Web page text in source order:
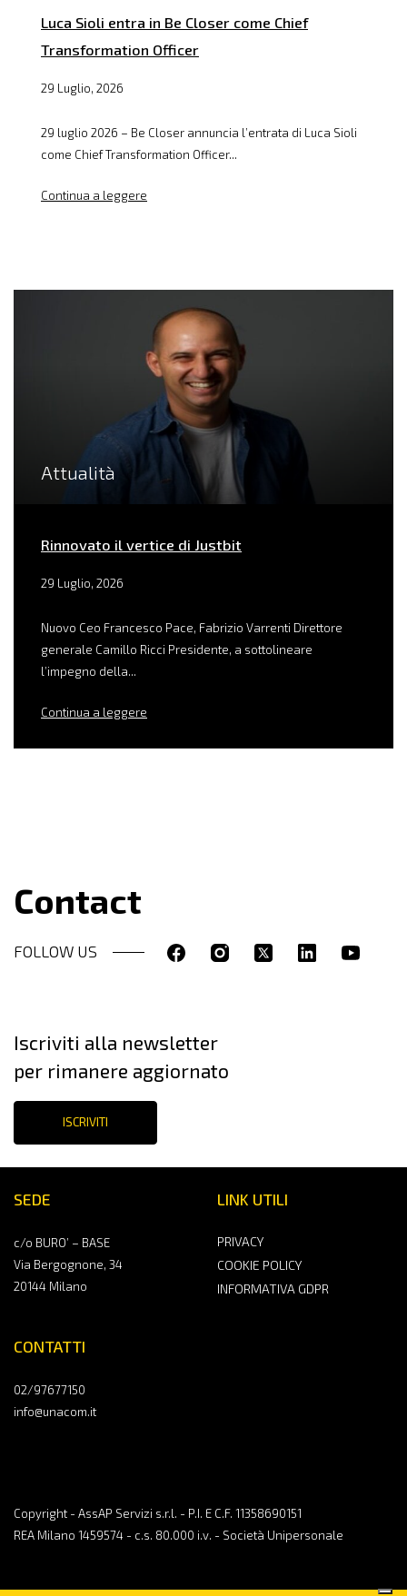
Luca Sioli entra in Be Closer come Chief
Transformation Officer
29 Luglio, 2026
29 luglio 2026 – Be Closer annuncia l’entrata di Luca Sioli
come Chief Transformation Officer...
Continua a leggere
Attualità
Rinnovato il vertice di Justbit
29 Luglio, 2026
Nuovo Ceo Francesco Pace, Fabrizio Varrenti Direttore
generale Camillo Ricci Presidente, a sottolineare
l’impegno della...
Continua a leggere
Contact
FOLLOW US
SEDE
c/o BURO’ – BASE
Via Bergognone, 34
20144 Milano
CONTATTI
02/97677150
info@unacom.it
LINK UTILI
PRIVACY
COOKIE POLICY
INFORMATIVA GDPR
Copyright - AssAP Servizi s.r.l. - P.I. E C.F. 11358690151
REA Milano 1459574 - c.s. 80.000 i.v. - Società Unipersonale
Iscriviti alla newsletter
per rimanere aggiornato
ISCRIVITI